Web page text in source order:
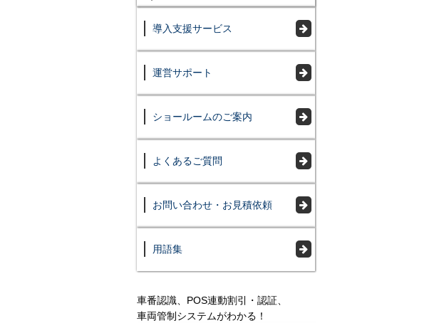
導入支援サービス
運営サポート
ショールームのご案内
よくあるご質問
お問い合わせ・お見積依頼
用語集
車番認識、POS連動割引・認証、
車両管制システムがわかる！